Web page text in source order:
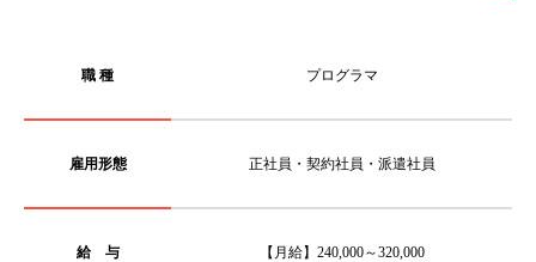
職 種 プログラマ
雇用形態 正社員・契約社員・派遣社員
給 与 【月給】240,000～320,000